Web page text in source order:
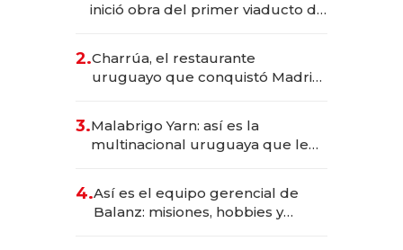
inició obra del primer viaducto de
millones
2.Charrúa, el restaurante
uruguayo que conquistó Madrid:
anticipación y prepara apertura
3.Malabrigo Yarn: así es la
multinacional uruguaya que le
4.Así es el equipo gerencial de
Balanz: misiones, hobbies y